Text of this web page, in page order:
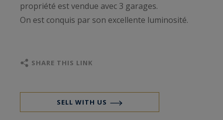
propriété est vendue avec 3 garages.
On est conquis par son excellente luminosité.
SHARE THIS LINK
SELL WITH US